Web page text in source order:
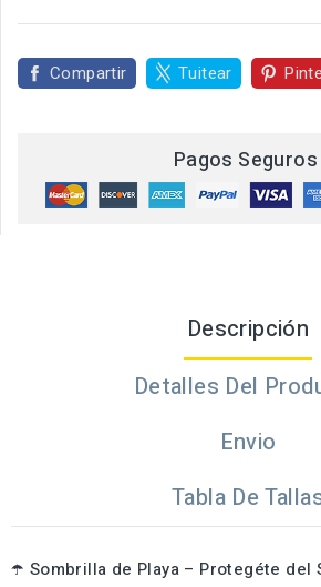
Compartir Tuitear
Pagos Seguros
Descripción
Detalles Del
Envio
Tabla De
☂️ Sombrilla de Playa – Protegéte del